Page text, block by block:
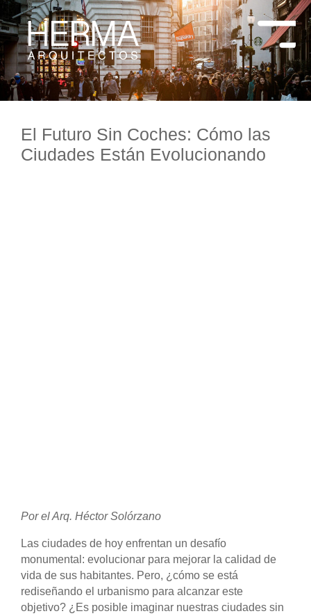
El Futuro Sin Coches: Cómo las
Ciudades Están Evolucionando
Por el Arq. Héctor Solórzano
Las ciudades de hoy enfrentan un desafío
monumental: evolucionar para mejorar la calidad de
vida de sus habitantes. Pero, ¿cómo se está
rediseñando el urbanismo para alcanzar este
objetivo? ¿Es posible imaginar nuestras ciudades sin